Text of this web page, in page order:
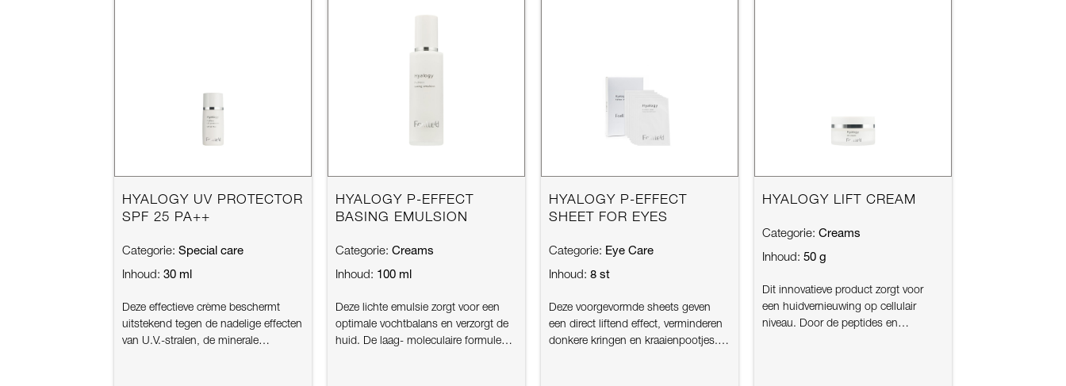
HYALOGY UV PROTECTOR
SPF 25 PA++
Categorie:Special care
Inhoud:30 ml
Deze effectieve crème beschermt
uitstekend tegen de nadelige effecten
van U.V.-stralen, de minerale
HYALOGY P-EFFECT
BASING EMULSION
Categorie:Creams
Inhoud: 100 ml
Deze lichte emulsie zorgt voor een
optimale vochtbalans en verzorgt de
huid. De laag- moleculaire formule
HYALOGY P-EFFECT
SHEET FOR EYES
Categorie: Eye Care
Inhoud: 8 st
Deze voorgevormde sheets geven
een direct liftend effect, verminderen
donkere kringen en kraaienpootjes.
HYALOGY LIFT CREAM
Categorie: Creams
Inhoud: 50 g
Dit innovatieve product zorgt voor
een huidvernieuwing op cellulair
niveau. Door de peptides en